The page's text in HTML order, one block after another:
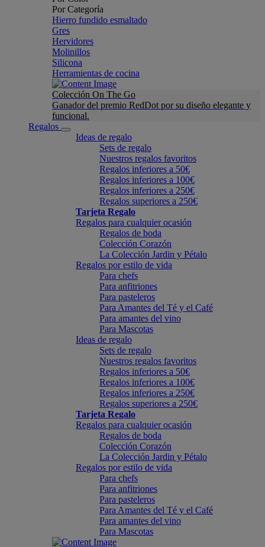
Por Categoría
Hierro fundido esmaltado
Gres
Hervidores
Molinillos
Silicona
Herramientas de cocina
Colección On The Go
Ganador del premio RedDot por su diseño elegante y
funcional.
Regalos
Ideas de regalo
Sets de regalo
Nuestros regalos favoritos
Regalos inferiores a 50€
Regalos inferiores a 100€
Regalos inferiores a 250€
Regalos superiores a 250€
Tarjeta Regalo
Regalos para cualquier ocasión
Regalos de boda
Colección Corazón
La Colección Jardin y Pétalo
Regalos por estilo de vida
Para chefs
Para anfitriones
Para pasteleros
Para Amantes del Té y el Café
Para amantes del vino
Para Mascotas
Ideas de regalo
Sets de regalo
Nuestros regalos favoritos
Regalos inferiores a 50€
Regalos inferiores a 100€
Regalos inferiores a 250€
Regalos superiores a 250€
Tarjeta Regalo
Regalos para cualquier ocasión
Regalos de boda
Colección Corazón
La Colección Jardin y Pétalo
Regalos por estilo de vida
Para chefs
Para anfitriones
Para pasteleros
Para Amantes del Té y el Café
Para amantes del vino
Para Mascotas